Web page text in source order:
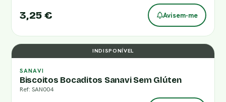
3,25 € Avisem-me
INDISPONÍVEL
SANAVI
Biscoitos Bocaditos Sanavi Sem Glúten
Ref: SAN004